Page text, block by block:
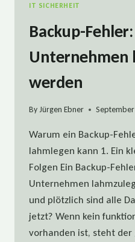
IT SICHERHEIT
Backup-
Unternehmen
werden
ByJürgen Ebner
Warum ein Backup-
lahmlegen kann 1. Ein
Folgen Ein Backup-
Unternehmen
und plötzlich sind alle
jetzt? Wenn kein
vorhanden ist, steht